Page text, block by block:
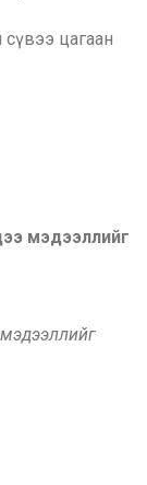
сүвээ цагаан
мэдээллийг
мэдээллийг